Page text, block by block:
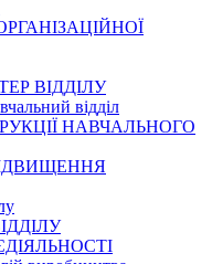
ВІДДІЛУ
вiддiл
НАВЧАЛЬНОГО